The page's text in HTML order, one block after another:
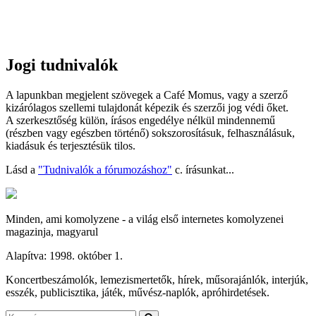
Jogi tudnivalók
A lapunkban megjelent szövegek a Café Momus, vagy a szerző
kizárólagos szellemi tulajdonát képezik és szerzői jog védi őket.
A szerkesztőség külön, írásos engedélye nélkül mindennemű
(részben vagy egészben történő) sokszorosításuk, felhasználásuk,
kiadásuk és terjesztésük tilos.
Lásd a "Tudnivalók a fórumozáshoz" c. írásunkat...
Minden, ami komolyzene - a világ első internetes komolyzenei
magazinja, magyarul
Alapítva: 1998. október 1.
Koncertbeszámolók, lemezismertetők, hírek, műsorajánlók, interjúk,
esszék, publicisztika, játék, művész-naplók, apróhirdetések.